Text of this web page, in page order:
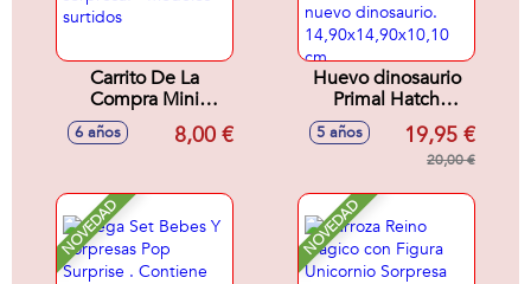
Carrito De La
Compra Mini
World. Incluye 10
accesoiros
6 años 8,00 €
Huevo dinosaurio
Primal Hatch
hibrido. Con la
jeringuilla
introduce agua en
descubre tu nuevo
dinosaurio.
14,90x14,90x10,10
cm
5 años 19,95 €
20,00 €
NOVEDAD NOVEDAD